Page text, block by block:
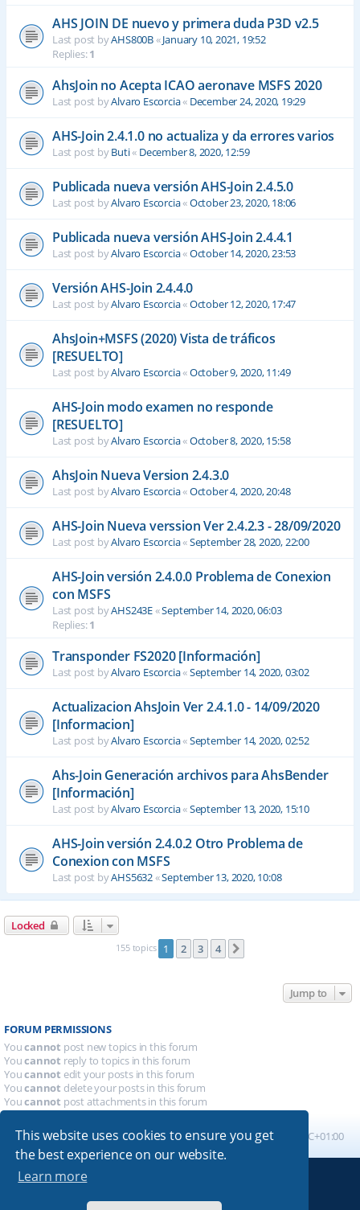
This website uses cookies to ensure you get
the best experience on our website.
Learn more
AHS JOIN DE nuevo y primera duda P3D v2.5
Last post byAHS800B«January 10, 2021, 19:52
Replies:1
AhsJoin no Acepta ICAO aeronave MSFS 2020
Last post byAlvaro Escorcia« December 24, 2020, 19:29
AHS-Join 2.4.1.0 no actualiza y da errores varios
Last post byButi« December 8, 2020, 12:59
Publicada nueva versión AHS-Join 2.4.5.0
Last post byAlvaro Escorcia«October 23, 2020, 18:06
Publicada nueva versión AHS-Join 2.4.4.1
Last post byAlvaro Escorcia«October 14, 2020, 23:53
Versión AHS-Join 2.4.4.0
Last post byAlvaro Escorcia«October 12, 2020, 17:47
AhsJoin+MSFS (2020) Vista de tráficos
[RESUELTO]
Last post byAlvaro Escorcia«October 9, 2020, 11:49
AHS-Join modo examen no responde
[RESUELTO]
Last post byAlvaro Escorcia«October 8, 2020, 15:58
AhsJoin Nueva Version 2.4.3.0
Last post byAlvaro Escorcia«October 4, 2020, 20:48
AHS-Join Nueva verssion Ver 2.4.2.3 - 28/09/2020
Last post byAlvaro Escorcia«September 28, 2020, 22:00
AHS-Join versión 2.4.0.0 Problema de Conexion
con MSFS
Last post byAHS243E«September 14, 2020, 06:03
Replies:1
Transponder FS2020 [Información]
Last post byAlvaro Escorcia«September 14, 2020, 03:02
Actualizacion AhsJoin Ver 2.4.1.0 - 14/09/2020
[Informacion]
Last post byAlvaro Escorcia«September 14, 2020, 02:52
Ahs-Join Generación archivos para AhsBender
[Información]
Last post byAlvaro Escorcia«September 13, 2020, 15:10
AHS-Join versión 2.4.0.2 Otro Problema de
Conexion con MSFS
Last post byAHS5632«September 13, 2020, 10:08
Locked
155 topics 1 2 3 4
Jump to
FORUM PERMISSIONS
Youcannot post new topics in this forum
Youcannot reply to topics in this forum
Youcannot edit your posts in this forum
Youcannot delete your posts in this forum
Youcannot post attachments in this forum
Board index All times are UTC+01:00
Absolution style by
Premium phpBB Styles